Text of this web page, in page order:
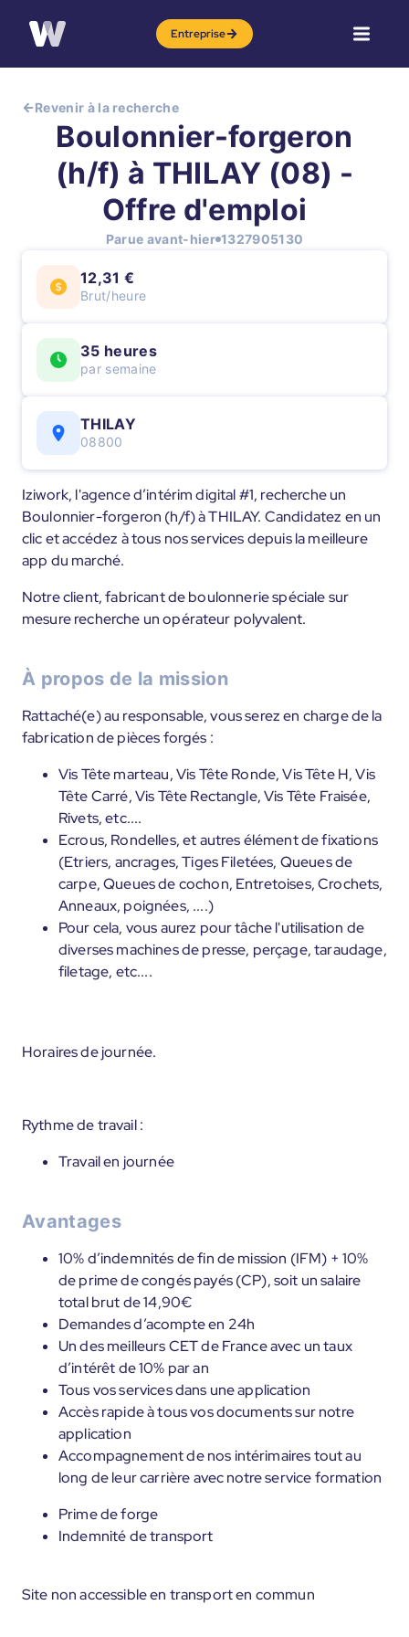
Entreprise
Revenir à la recherche
Boulonnier-forgeron
(h/f) à THILAY (08) -
Offre d'emploi
Parue avant-hier 1327905130
12,31 €
Brut/heure
35 heures
par semaine
THILAY
08800
Iziwork, l'agence d’intérim digital #1, recherche un
Boulonnier-forgeron (h/f) à THILAY. Candidatez en un
clic et accédez à tous nos services depuis la meilleure
app du marché.
Notre client, fabricant de boulonnerie spéciale sur
mesure recherche un opérateur polyvalent.
À propos de la mission
Rattaché(e) au responsable, vous serez en charge de la
fabrication de pièces forgés :
Vis Tête marteau, Vis Tête Ronde, Vis Tête H, Vis
Tête Carré, Vis Tête Rectangle, Vis Tête Fraisée,
Rivets, etc....
Ecrous, Rondelles, et autres élément de fixations
(Etriers, ancrages, Tiges Filetées, Queues de
carpe, Queues de cochon, Entretoises, Crochets,
Anneaux, poignées, ....)
Pour cela, vous aurez pour tâche l'utilisation de
diverses machines de presse, perçage, taraudage,
filetage, etc....
Horaires de journée.
Rythme de travail :
Travail en journée
Avantages
10% d’indemnités de fin de mission (IFM) + 10%
de prime de congés payés (CP), soit un salaire
total brut de 14,90€
Demandes d’acompte en 24h
Un des meilleurs CET de France avec un taux
d’intérêt de 10% par an
Tous vos services dans une application
Accès rapide à tous vos documents sur notre
application
Accompagnement de nos intérimaires tout au
long de leur carrière avec notre service formation
Prime de forge
Indemnité de transport
Site non accessible en transport en commun